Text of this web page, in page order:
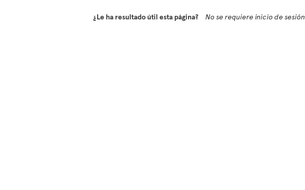
¿Le ha resultado útil esta página? No se requiere inicio de sesión